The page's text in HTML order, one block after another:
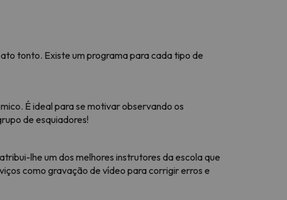
tonto. Existe um programa para cada tipo de
É ideal para se motivar observando os
de esquiadores!
lhe um dos melhores instrutores da escola que
como gravação de vídeo para corrigir erros e